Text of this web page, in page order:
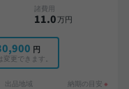
諸費用
11.0万円
円
変更できます。
出品地域 納期の目安 ※